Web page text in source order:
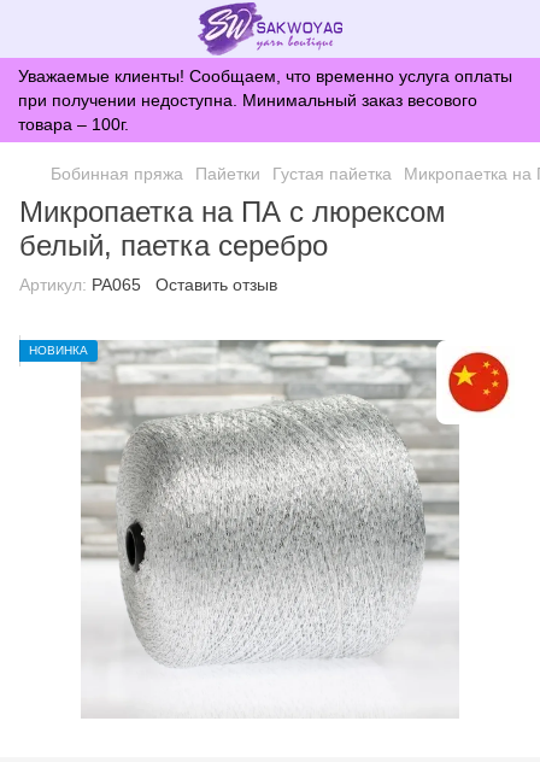
Уважаемые клиенты! Сообщаем, что временно услуга оплаты
при получении недоступна. Минимальный заказ весового
товара – 100г.
Бобинная пряжа Пайетки Густая пайетка Микропаетка
Микропаетка на ПА с люрексом
белый, паетка серебро
Артикул: PA065 Оставить отзыв
НОВИНКА